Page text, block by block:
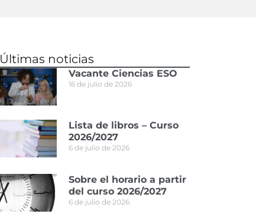
Últimas noticias
Vacante Ciencias ESO
16 de julio de 2026
Lista de libros – Curso
2026/2027
6 de julio de 2026
Sobre el horario a partir
del curso 2026/2027
6 de julio de 2026